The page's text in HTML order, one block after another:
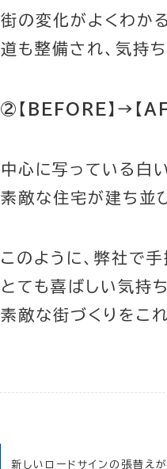
街の変化がよくわか
道も整備され、気持
②【BEFORE】→【
中心に写っている白
素敵な住宅が建ち並
このように、弊社で
とても喜ばしい気持
素敵な街づくりをこ
新しいロードサインの張替え